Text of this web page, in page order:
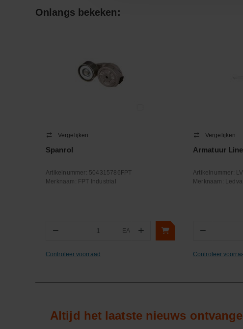
Onlangs bekeken:
Vergelijken
Spanrol
Artikelnummer: 504315786FPT
Merknaam: FPT Industrial
− EA +
Controleer voorraad
Vergelijken
Armatuur
Artikelnummer:
Merknaam:
−
Controleer
Altijd het laatste nieuws